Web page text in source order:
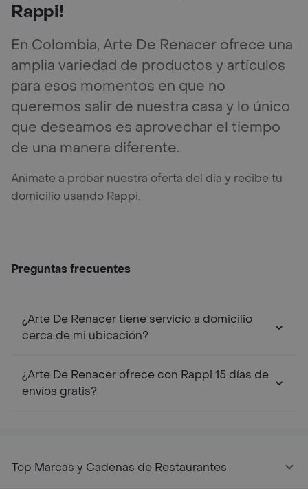
Rappi!
En Colombia, Arte De Renacer ofrece una
amplia variedad de productos y artículos
para esos momentos en que no
queremos salir de nuestra casa y lo único
que deseamos es aprovechar el tiempo
de una manera diferente.
Anímate a probar nuestra oferta del día y recibe tu
domicilio usando Rappi.
Preguntas frecuentes
¿Arte De Renacer tiene servicio a domicilio
cerca de mi ubicación?
¿Arte De Renacer ofrece con Rappi 15 días de
envíos gratis?
Top Marcas y Cadenas de Restaurantes